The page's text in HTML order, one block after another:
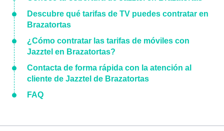
Descubre qué tarifas de TV puedes contratar en
Brazatortas
¿Cómo contratar las tarifas de móviles con
Jazztel en Brazatortas?
Contacta de forma rápida con la atención al
cliente de Jazztel de Brazatortas
FAQ